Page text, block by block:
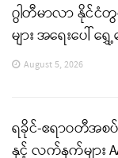
ဂွါတီမာလာ နိုင်ငံတွ
များ အရေးပေါ် ရွှေ့
August 5, 2026
ရခိုင်-ဧရာဝတီအစ
နှင့် လက်နက်များ